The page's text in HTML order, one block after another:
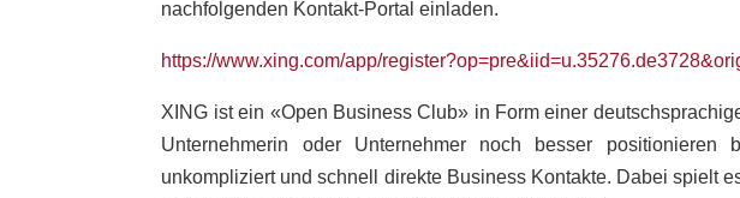
nachfolgenden Kontakt-Portal einladen.
https://www.xing.com/app/
XING ist ein «Open Business Club» in Form einer
Unternehmerin oder Unternehmer noch besser
unkompliziert und schnell direkte Business Kontakte. Dabei spielt